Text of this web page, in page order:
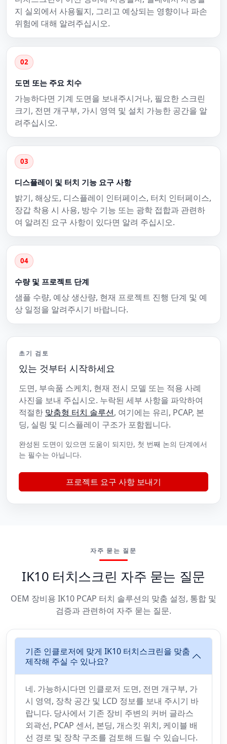
지 실외에서 사용될지, 그리고 예상되는 영향이나 파손
위험에 대해 알려주십시오.
02
도면 또는 주요 치수
가능하다면 기계 도면을 보내주시거나, 필요한 스크린
크기, 전면 개구부, 가시 영역 및 설치 가능한 공간을 알
려주십시오.
03
디스플레이 및 터치 기능 요구 사항
밝기, 해상도, 디스플레이 인터페이스, 터치 인터페이스,
장갑 착용 시 사용, 방수 기능 또는 광학 접합과 관련하
여 알려진 요구 사항이 있다면 알려 주십시오.
04
수량 및 프로젝트 단계
샘플 수량, 예상 생산량, 현재 프로젝트 진행 단계 및 예
상 일정을 알려주시기 바랍니다.
초기 검토
있는 것부터 시작하세요
도면, 부속품 스케치, 현재 전시 모델 또는 적용 사례
사진을 보내 주십시오. 누락된 세부 사항을 파악하여
적절한 맞춤형 터치 솔루션, 여기에는 유리, PCAP, 본
딩, 실링 및 디스플레이 구조가 포함됩니다.
완성된 도면이 있으면 도움이 되지만, 첫 번째 논의 단계에서
는 필수는 아닙니다.
프로젝트 요구 사항 보내기
자주 묻는 질문
IK10 터치스크린 자주 묻는 질문
OEM 장비용 IK10 PCAP 터치 솔루션의 맞춤 설정, 통합 및
검증과 관련하여 자주 묻는 질문.
기존 인클로저에 맞게 IK10 터치스크린을 맞춤
제작해 주실 수 있나요?
네. 가능하시다면 인클로저 도면, 전면 개구부, 가
시 영역, 장착 공간 및 LCD 정보를 보내 주시기 바
랍니다. 당사에서 기존 장비 주변의 커버 글라스
외곽선, PCAP 센서, 본딩, 개스킷 위치, 케이블 배
선 경로 및 장착 구조를 검토해 드릴 수 있습니다.